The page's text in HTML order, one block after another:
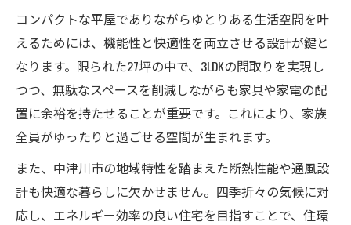
コンパクトな平屋でありながらゆとりある生活空間を叶
えるためには、機能性と快適性を両立させる設計が鍵と
なります。限られた27坪の中で、3LDKの間取りを実現し
つつ、無駄なスペースを削減しながらも家具や家電の配
置に余裕を持たせることが重要です。これにより、家族
全員がゆったりと過ごせる空間が生まれます。
また、中津川市の地域特性を踏まえた断熱性能や通風設
計も快適な暮らしに欠かせません。四季折々の気候に対
応し、エネルギー効率の良い住宅を目指すことで、住環